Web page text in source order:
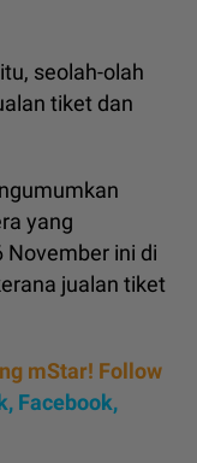
seolah-olah
tiket dan
yang
November ini di
jualan tiket
mStar! Follow
Facebook,